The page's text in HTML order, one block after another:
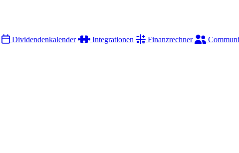
Dividendenkalender Integrationen Finanzrechner